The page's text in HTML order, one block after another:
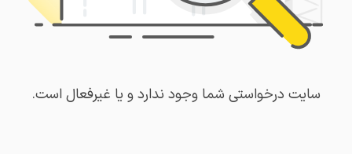
سایت درخواستی شما وجود ندارد و یا غیرفعال است.